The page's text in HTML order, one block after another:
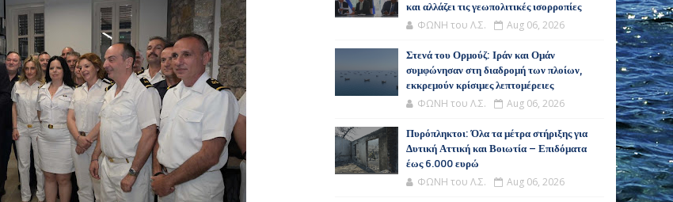
και αλλάζει τις γεωπολιτικές ισορροπίες
ΦΩΝΗ του Λ.Σ. Aug 06, 2026
Στενά του Ορμούζ: Ιράν και Ομάν
συμφώνησαν στη διαδρομή των πλοίων,
εκκρεμούν κρίσιμες λεπτομέρειες
ΦΩΝΗ του Λ.Σ. Aug 06, 2026
Πυρόπληκτοι: Όλα τα μέτρα στήριξης για
Δυτική Αττική και Βοιωτία – Επιδόματα
έως 6.000 ευρώ
ΦΩΝΗ του Λ.Σ. Aug 06, 2026